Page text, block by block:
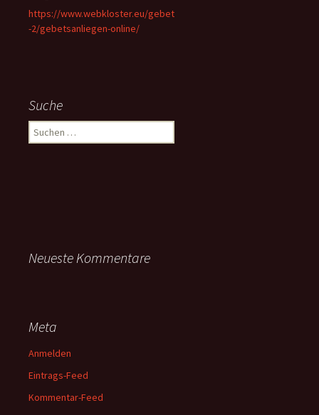
https://www.webkloster.eu/gebet
-2/gebetsanliegen-online/
Suche
Suchen
nach:
Neueste Kommentare
Meta
Anmelden
Eintrags-Feed
Kommentar-Feed